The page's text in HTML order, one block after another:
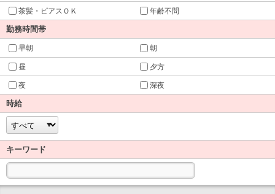
茶髪・ピアスＯＫ 年齢不問
勤務時間帯
早朝 朝
昼 夕方
夜 深夜
時給
キーワード